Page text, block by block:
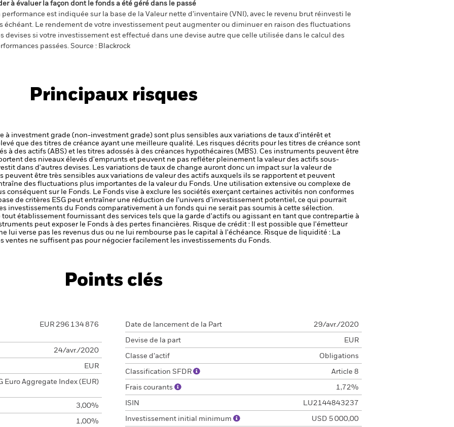
à évaluer la façon dont le fonds a été géré dans le passé
performance est indiquée sur la base de la Valeur nette d’inventaire (VNI), avec le revenu brut réinvesti le
échéant. Le rendement de votre investissement peut augmenter ou diminuer en raison des fluctuations
devises si votre investissement est effectué dans une devise autre que celle utilisée dans le calcul des
passées. Source : Blackrock
Principaux risques
à investment grade (non-investment grade) sont plus sensibles aux variations de taux d'intérêt et
que des titres de créance ayant une meilleure qualité. Les risques décrits pour les titres de créance sont
à des actifs (ABS) et les titres adossés à des créances hypothécaires (MBS). Ces instruments peuvent être
des niveaux élevés d'emprunts et peuvent ne pas refléter pleinement la valeur des actifs sous-
dans d'autres devises. Les variations de taux de change auront donc un impact sur la valeur de
peuvent être très sensibles aux variations de valeur des actifs auxquels ils se rapportent et peuvent
des fluctuations plus importantes de la valeur du Fonds. Une utilisation extensive ou complexe de
conséquent sur le Fonds. Le Fonds vise à exclure les sociétés exerçant certaines activités non conformes
de critères ESG peut entraîner une réduction de l’univers d’investissement potentiel, ce qui pourrait
investissements du Fonds comparativement à un fonds qui ne serait pas soumis à cette sélection.
établissement fournissant des services tels que la garde d'actifs ou agissant en tant que contrepartie à
peut exposer le Fonds à des pertes financières. Risque de crédit : Il est possible que l'émetteur
lui verse pas les revenus dus ou ne lui rembourse pas le capital à l'échéance. Risque de liquidité : La
ventes ne suffisent pas pour négocier facilement les investissements du Fonds.
Points clés
EUR 296 134 876
24/avr./2020
EUR
Euro Aggregate Index (EUR)
3,00%
1,00%
Date de lancement de la Part 29/avr./2020
Devise de la part EUR
Classe d’actif Obligations
Classification SFDR Article 8
Frais courants 1,72%
ISIN LU2144843237
Investissement initial minimum USD 5 000,00